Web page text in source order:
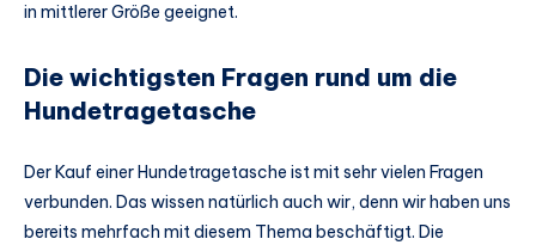
in mittlerer Größe geeignet.
Die wichtigsten Fragen rund um die
Hundetragetasche
Der Kauf einer Hundetragetasche ist mit sehr vielen Fragen
verbunden. Das wissen natürlich auch wir, denn wir haben uns
bereits mehrfach mit diesem Thema beschäftigt. Die